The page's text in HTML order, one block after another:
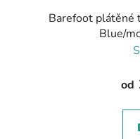
Barefoot plátěné
Blue/
od